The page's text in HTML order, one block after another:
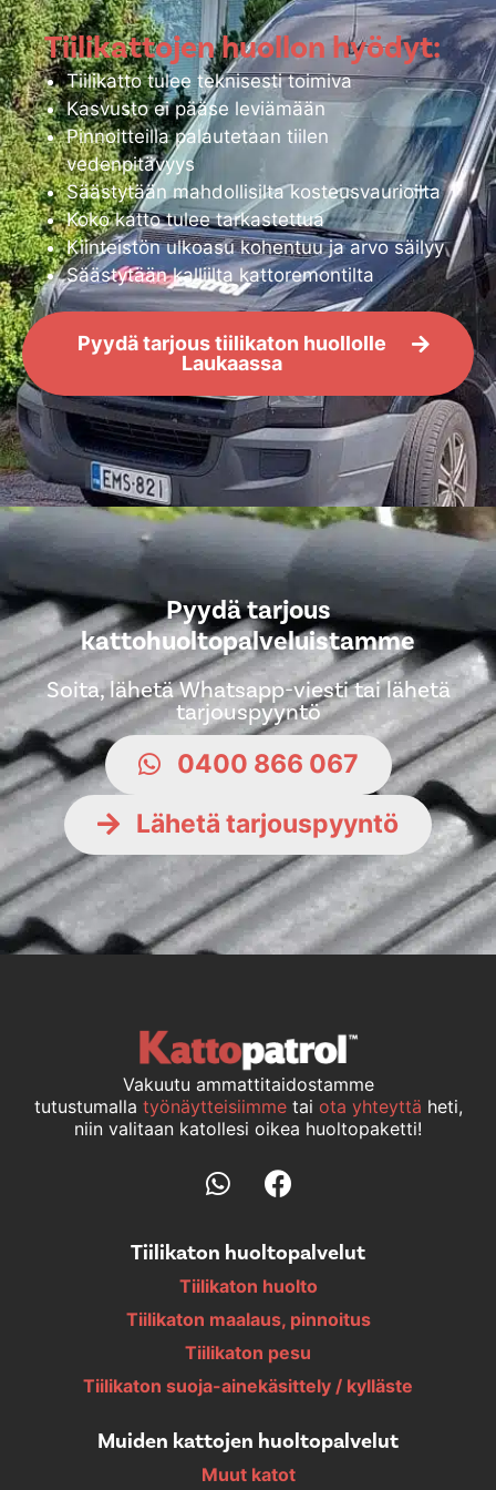
Tiilikattojen huollon hyödyt:
Tiilikatto tulee teknisesti toimiva
Kasvusto ei pääse leviämään
Pinnoitteilla palautetaan tiilen
vedenpitävyys
Säästytään mahdollisilta kosteusvaurioilta
Koko katto tulee tarkastettua
Kiinteistön ulkoasu kohentuu ja arvo säilyy
Säästytään kalliilta kattoremontilta
Pyydä tarjous tiilikaton huollolle
Laukaassa
Pyydä tarjous
kattohuoltopalveluistamme
Soita, lähetä Whatsapp-viesti tai lähetä
tarjouspyyntö
0400 866 067
Lähetä tarjouspyyntö
Vakuutu ammattitaidostamme
tutustumalla työnäytteisiimme tai ota yhteyttä heti,
niin valitaan katollesi oikea huoltopaketti!
Tiilikaton huoltopalvelut
Tiilikaton huolto
Tiilikaton maalaus, pinnoitus
Tiilikaton pesu
Tiilikaton suoja-ainekäsittely / kylläste
Muiden kattojen huoltopalvelut
Muut katot